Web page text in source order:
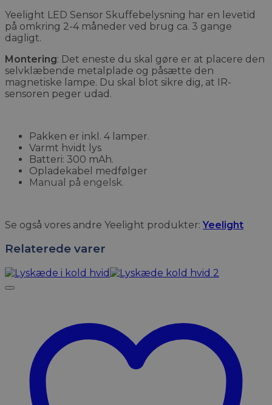
Yeelight LED Sensor Skuffebelysning har en levetid
på omkring 2-4 måneder ved brug ca. 3 gange
dagligt.
Montering: Det eneste du skal gøre er at placere den
selvklæbende metalplade og påsætte den
magnetiske lampe. Du skal blot sikre dig, at IR-
sensoren peger udad.
Pakken er inkl. 4 lamper.
Varmt hvidt lys
Batteri: 300 mAh.
Opladekabel medfølger
Manual på engelsk.
Se også vores andre Yeelight produkter: Yeelight
Relaterede varer